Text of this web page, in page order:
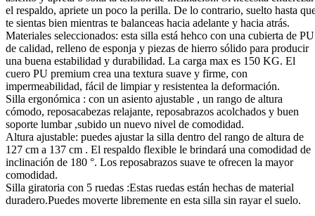
el respaldo, apriete un poco la perilla. De lo contrario, suelto hasta
te sientas bien mientras te balanceas hacia adelante y hacia atrás.
Materiales seleccionados: esta silla está hehco con una cubierta de PU
de calidad, relleno de esponja y piezas de hierro sólido para producir
una buena estabilidad y durabilidad. La carga max es 150 KG. El
cuero PU premium crea una textura suave y firme, con
impermeabilidad, fácil de limpiar y resistentea la deformación.
Silla ergonómica : con un asiento ajustable , un rango de altura
cómodo, reposacabezas relajante, reposabrazos acolchados y buen
soporte lumbar ,subido un nuevo nivel de comodidad.
Altura ajustable: puedes ajustar la silla dentro del rango de altura de
127 cm a 137 cm . El respaldo flexible le brindará una comodidad de
inclinación de 180 °. Los reposabrazos suave te ofrecen la mayor
comodidad.
Silla giratoria con 5 ruedas :Estas ruedas están hechas de material
duradero.Puedes moverte libremente en esta silla sin rayar el suelo.